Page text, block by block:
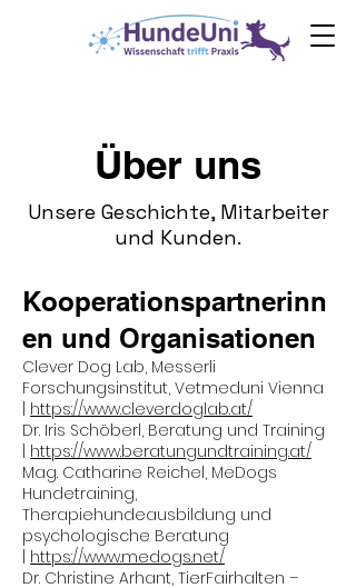
Über uns
Unsere Geschichte, Mitarbeiter
und Kunden.
Kooperationspartnerinn
en und Organisationen
Clever Dog Lab, Messerli
Forschungsinstitut, Vetmeduni Vienna
https://www.cleverdoglab.at/
Dr. Iris Schöberl, Beratung und Training
https://www.beratungundtraining.at/
Mag. Catharine Reichel, MeDogs
Hundetraining,
Therapiehundeausbildung und
psychologische Beratung
https://www.medogs.net/
Dr. Christine Arhant, TierFairhalten –